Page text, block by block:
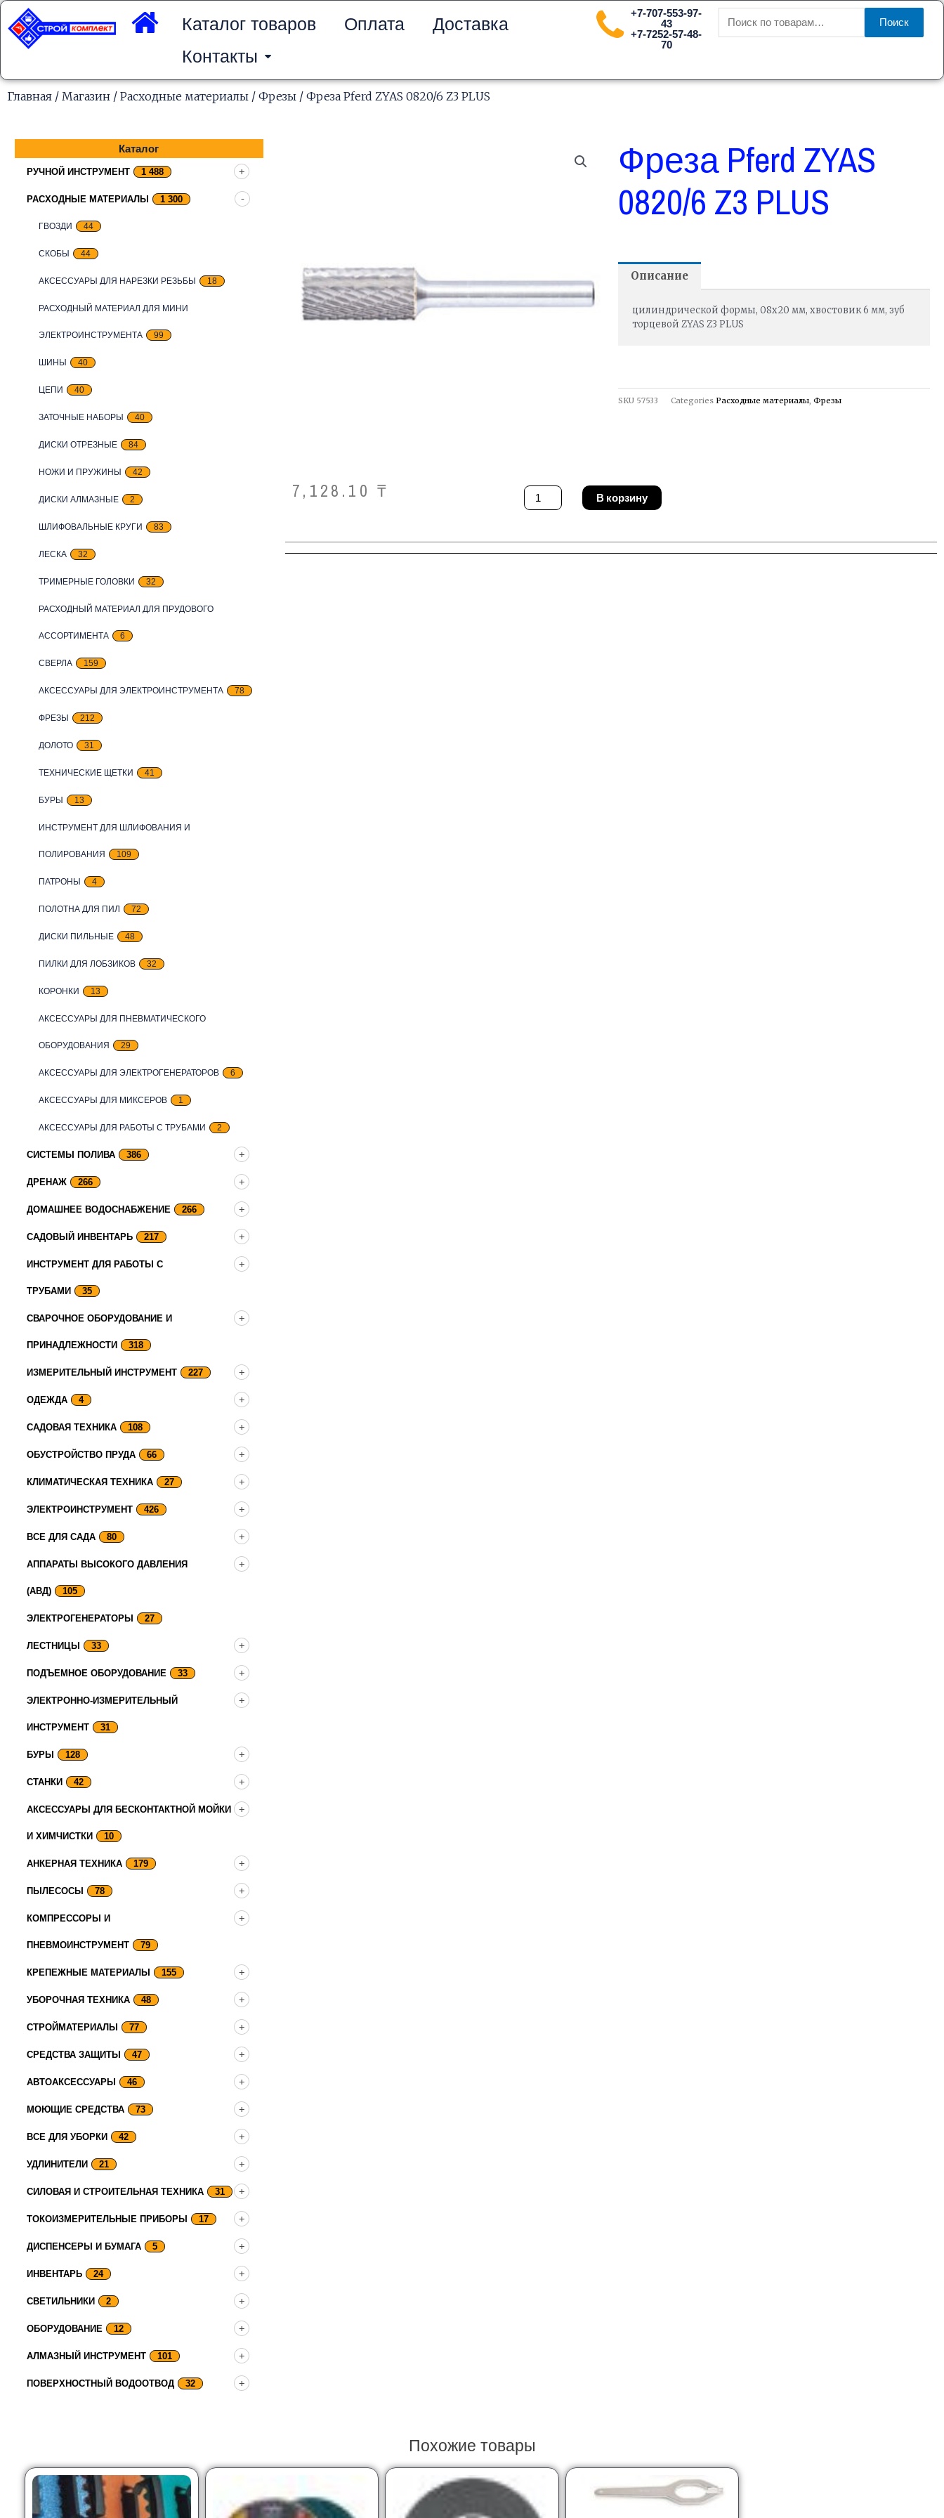
Перейти
содержимому
Каталог товаров Оплата
Доставка
Контакты
+7-707-553-97-
43
+7-7252-57-48-
70
Искать:
Поиск
Главная / Магазин / Расходные материалы / Фрезы / Фреза Pferd ZYAS 0820/6 Z3 PLUS
Каталог
РУЧНОЙ ИНСТРУМЕНТ 1 488
РАСХОДНЫЕ МАТЕРИАЛЫ 1 300
ГВОЗДИ 44
СКОБЫ 44
АКСЕССУАРЫ ДЛЯ НАРЕЗКИ РЕЗЬБЫ 18
РАСХОДНЫЙ МАТЕРИАЛ ДЛЯ МИНИ
ЭЛЕКТРОИНСТРУМЕНТА 99
ШИНЫ 40
ЦЕПИ 40
ЗАТОЧНЫЕ НАБОРЫ 40
ДИСКИ ОТРЕЗНЫЕ 84
НОЖИ И ПРУЖИНЫ 42
ДИСКИ АЛМАЗНЫЕ 2
ШЛИФОВАЛЬНЫЕ КРУГИ 83
ЛЕСКА 32
ТРИМЕРНЫЕ ГОЛОВКИ 32
РАСХОДНЫЙ МАТЕРИАЛ ДЛЯ ПРУДОВОГО
АССОРТИМЕНТА 6
СВЕРЛА 159
АКСЕССУАРЫ ДЛЯ ЭЛЕКТРОИНСТРУМЕНТА 78
ФРЕЗЫ 212
ДОЛОТО 31
ТЕХНИЧЕСКИЕ ЩЕТКИ 41
БУРЫ 13
ИНСТРУМЕНТ ДЛЯ ШЛИФОВАНИЯ И
ПОЛИРОВАНИЯ 109
ПАТРОНЫ 4
ПОЛОТНА ДЛЯ ПИЛ 72
ДИСКИ ПИЛЬНЫЕ 48
ПИЛКИ ДЛЯ ЛОБЗИКОВ 32
КОРОНКИ 13
АКСЕССУАРЫ ДЛЯ ПНЕВМАТИЧЕСКОГО
ОБОРУДОВАНИЯ 29
АКСЕССУАРЫ ДЛЯ ЭЛЕКТРОГЕНЕРАТОРОВ 6
АКСЕССУАРЫ ДЛЯ МИКСЕРОВ 1
АКСЕССУАРЫ ДЛЯ РАБОТЫ С ТРУБАМИ 2
СИСТЕМЫ ПОЛИВА 386
ДРЕНАЖ 266
ДОМАШНЕЕ ВОДОСНАБЖЕНИЕ 266
САДОВЫЙ ИНВЕНТАРЬ 217
ИНСТРУМЕНТ ДЛЯ РАБОТЫ С
ТРУБАМИ 35
СВАРОЧНОЕ ОБОРУДОВАНИЕ И
ПРИНАДЛЕЖНОСТИ 318
ИЗМЕРИТЕЛЬНЫЙ ИНСТРУМЕНТ 227
ОДЕЖДА 4
САДОВАЯ ТЕХНИКА 108
ОБУСТРОЙСТВО ПРУДА 66
КЛИМАТИЧЕСКАЯ ТЕХНИКА 27
ЭЛЕКТРОИНСТРУМЕНТ 426
ВСЕ ДЛЯ САДА 80
АППАРАТЫ ВЫСОКОГО ДАВЛЕНИЯ
(АВД) 105
ЭЛЕКТРОГЕНЕРАТОРЫ 27
ЛЕСТНИЦЫ 33
ПОДЪЕМНОЕ ОБОРУДОВАНИЕ 33
ЭЛЕКТРОННО-ИЗМЕРИТЕЛЬНЫЙ
ИНСТРУМЕНТ 31
БУРЫ 128
СТАНКИ 42
АКСЕССУАРЫ ДЛЯ БЕСКОНТАКТНОЙ МОЙКИ
И ХИМЧИСТКИ 10
АНКЕРНАЯ ТЕХНИКА 179
ПЫЛЕСОСЫ 78
КОМПРЕССОРЫ И
ПНЕВМОИНСТРУМЕНТ 79
КРЕПЕЖНЫЕ МАТЕРИАЛЫ 155
УБОРОЧНАЯ ТЕХНИКА 48
СТРОЙМАТЕРИАЛЫ 77
СРЕДСТВА ЗАЩИТЫ 47
АВТОАКСЕССУАРЫ 46
МОЮЩИЕ СРЕДСТВА 73
ВСЕ ДЛЯ УБОРКИ 42
УДЛИНИТЕЛИ 21
СИЛОВАЯ И СТРОИТЕЛЬНАЯ ТЕХНИКА 31
ТОКОИЗМЕРИТЕЛЬНЫЕ ПРИБОРЫ 17
ДИСПЕНСЕРЫ И БУМАГА 5
ИНВЕНТАРЬ 24
СВЕТИЛЬНИКИ 2
ОБОРУДОВАНИЕ 12
АЛМАЗНЫЙ ИНСТРУМЕНТ 101
ПОВЕРХНОСТНЫЙ ВОДООТВОД 32
Фреза Pferd ZYAS
0820/6 Z3 PLUS
Описание
цилиндрической формы, 08х20 мм, хвостовик 6 мм, зуб
торцевой ZYAS Z3 PLUS
SKU 57533 Categories Расходные материалы, Фрезы
7,128.10₸
Количество
товара
Фреза
0820/6
Z3
В корзину
Похожие товары